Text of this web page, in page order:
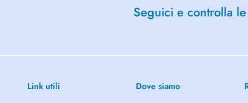
Seguici e controlla
Link utili Dove siamo